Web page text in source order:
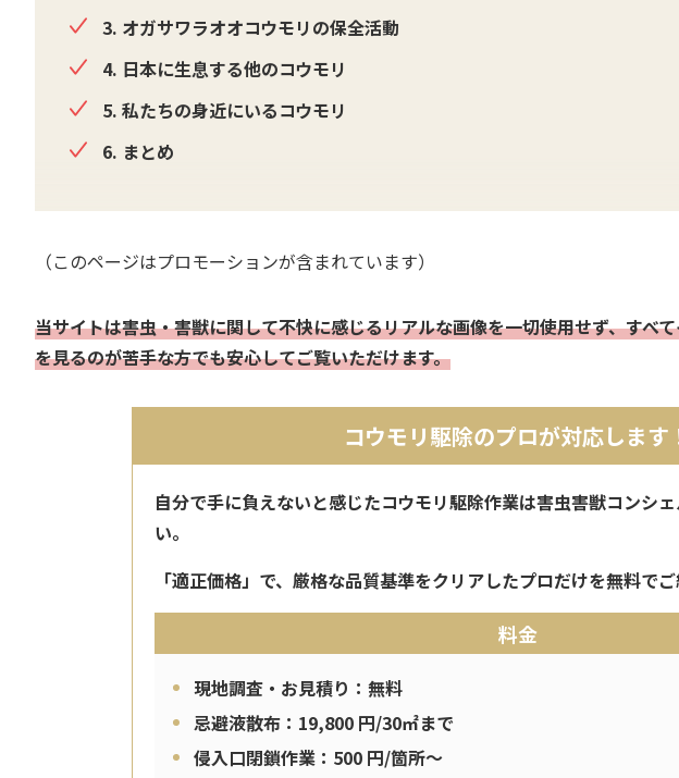
3. オガサワラオオコウモリの保全活動
4. 日本に生息する他のコウモリ
5. 私たちの身近にいるコウモリ
6. まとめ
（このページはプロモーションが含まれています）
当サイトは害虫・害獣に関して不快に感じるリアルな画像を一切使用せず、すべ
を見るのが苦手な方でも安心してご覧いただけます。
コウモリ駆除のプロが対応します
自分で手に負えないと感じたコウモリ駆除作業は害虫害獣コンシ
い。
「適正価格」で、厳格な品質基準をクリアしたプロだけを無料でご
料金
現地調査・お見積り：無料
忌避液散布：19,800 円/30㎡まで
侵入口閉鎖作業：500 円/箇所～